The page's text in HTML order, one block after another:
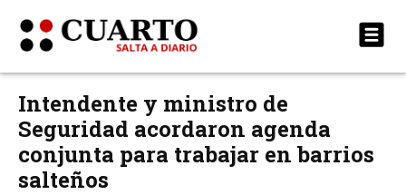
Intendente y ministro de
Seguridad acordaron agenda
conjunta para trabajar en barrios
salteños